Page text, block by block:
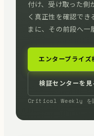
付け、受け取った側
く真正性を確認でき
まに、その前段へ一
エンタープライズ
検証センターを見
Critical Weekly を